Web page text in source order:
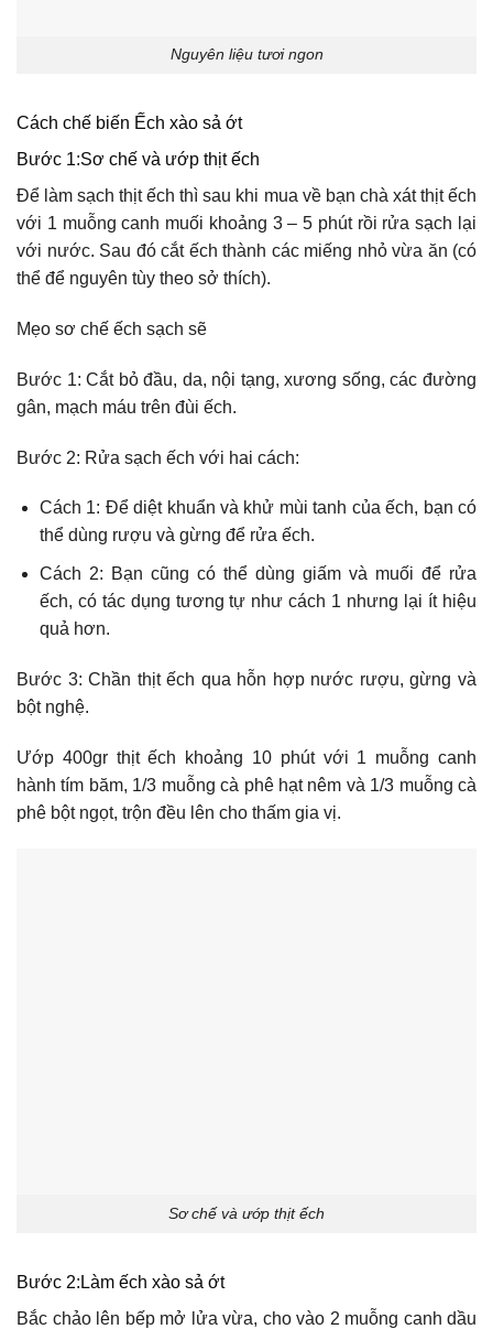
Nguyên liệu tươi ngon
Cách chế biến Ếch xào sả ớt
Bước 1:Sơ chế và ướp thịt ếch
Để làm sạch thịt ếch thì sau khi mua về bạn chà xát thịt ếch
với 1 muỗng canh muối khoảng 3 – 5 phút rồi rửa sạch lại
với nước. Sau đó cắt ếch thành các miếng nhỏ vừa ăn (có
thể để nguyên tùy theo sở thích).
Mẹo sơ chế ếch sạch sẽ
Bước 1: Cắt bỏ đầu, da, nội tạng, xương sống, các đường
gân, mạch máu trên đùi ếch.
Bước 2: Rửa sạch ếch với hai cách:
Cách 1: Để diệt khuẩn và khử mùi tanh của ếch, bạn có
thể dùng rượu và gừng để rửa ếch.
Cách 2: Bạn cũng có thể dùng giấm và muối để rửa
ếch, có tác dụng tương tự như cách 1 nhưng lại ít hiệu
quả hơn.
Bước 3: Chần thịt ếch qua hỗn hợp nước rượu, gừng và
bột nghệ.
Ướp 400gr thịt ếch khoảng 10 phút với 1 muỗng canh
hành tím băm, 1/3 muỗng cà phê hạt nêm và 1/3 muỗng cà
phê bột ngọt, trộn đều lên cho thấm gia vị.
Sơ chế và ướp thịt ếch
Bước 2:Làm ếch xào sả ớt
Bắc chảo lên bếp mở lửa vừa, cho vào 2 muỗng canh dầu